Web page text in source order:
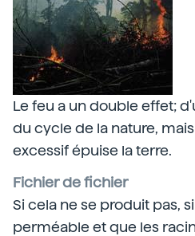
Le feu a un double effet;
du cycle de la nature,
excessif épuise la terre.
Fichier de fichier
Si cela ne se produit pas,
perméable et que les